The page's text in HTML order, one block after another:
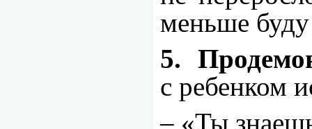
меньше буду
5.
с ребенком
– «Ты